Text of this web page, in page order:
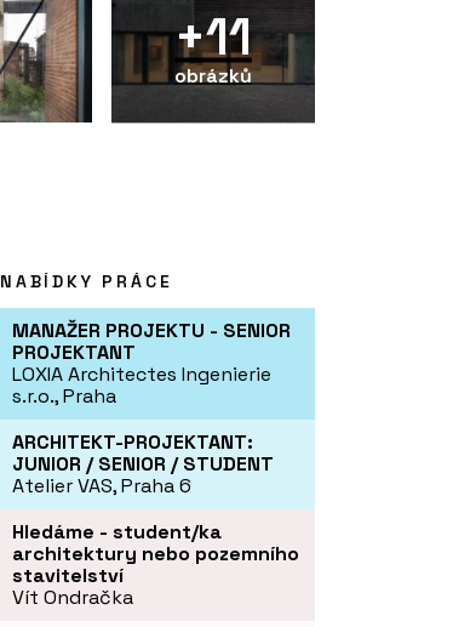
+11
obrázků
NABÍDKY PRÁCE
MANAŽER PROJEKTU - SENIOR
PROJEKTANT
LOXIA Architectes Ingenierie
s.r.o., Praha
ARCHITEKT-PROJEKTANT:
JUNIOR / SENIOR / STUDENT
Atelier VAS, Praha 6
Hledáme - student/ka
architektury nebo pozemního
stavitelství
Vít Ondračka